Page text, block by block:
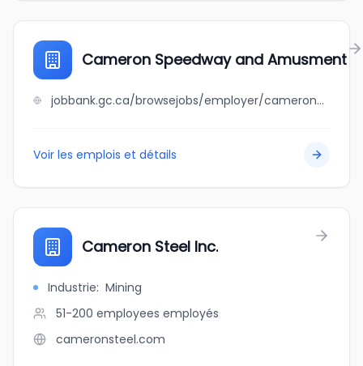
Cameron Speedway and Amusment
jobbank.gc.ca/browsejobs/employer/cameron+speedway+and+amusment/ca
Voir les emplois et détails
Cameron Steel Inc.
Industrie: Mining
51-200 employees employés
cameronsteel.com